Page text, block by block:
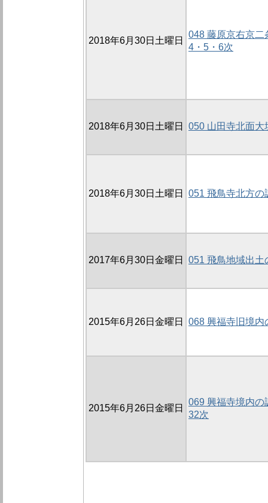
2018年6月30日土曜日
048 藤原京右京二
4・5・6次
2018年6月30日土曜日 050 山田寺北面大
2018年6月30日土曜日 051 飛鳥寺北方の
2017年6月30日金曜日 051 飛鳥地域出土
2015年6月26日金曜日 068 興福寺旧境内
2015年6月26日金曜日
069 興福寺境内の
32次